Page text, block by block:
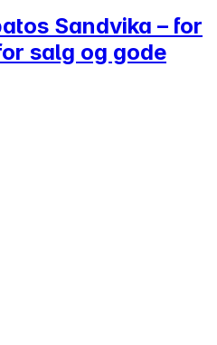
Sandvika – for
salg og gode